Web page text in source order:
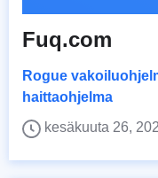
Fuq.com
Rogue
haittaohjelma
kesäkuuta 26,